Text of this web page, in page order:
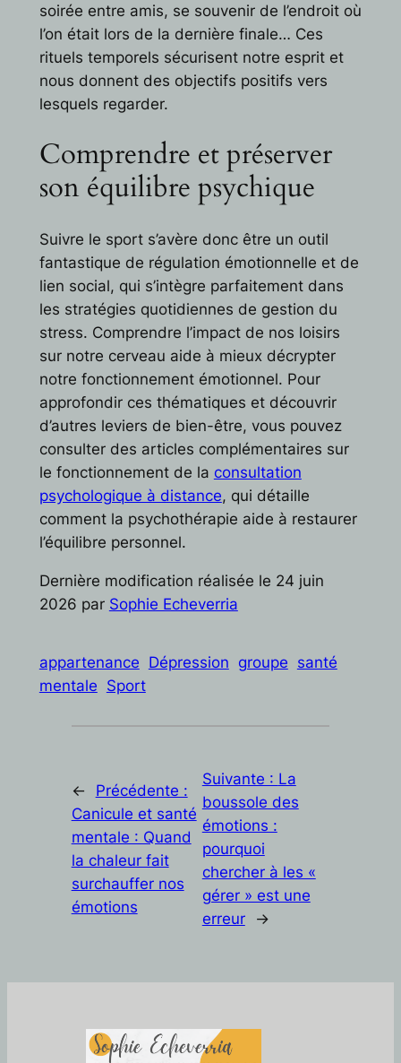
soirée entre amis, se souvenir de l’endroit où
l’on était lors de la dernière finale… Ces
rituels temporels sécurisent notre esprit et
nous donnent des objectifs positifs vers
lesquels regarder.
Comprendre et préserver
son équilibre psychique
Suivre le sport s’avère donc être un outil
fantastique de régulation émotionnelle et de
lien social, qui s’intègre parfaitement dans
les stratégies quotidiennes de gestion du
stress. Comprendre l’impact de nos loisirs
sur notre cerveau aide à mieux décrypter
notre fonctionnement émotionnel. Pour
approfondir ces thématiques et découvrir
d’autres leviers de bien-être, vous pouvez
consulter des articles complémentaires sur
le fonctionnement de la consultation
psychologique à distance, qui détaille
comment la psychothérapie aide à restaurer
l’équilibre personnel.
Dernière modification réalisée le 24 juin
2026 par Sophie Echeverria
appartenance Dépression groupe santé
mentale Sport
←
Précédente :
Canicule et santé
mentale : Quand
la chaleur fait
surchauffer nos
émotions
Suivante : La
boussole des
émotions :
pourquoi
chercher à les «
gérer » est une
erreur
→